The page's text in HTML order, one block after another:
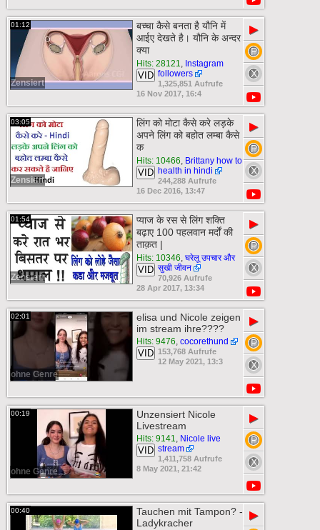
01:12
Zensiert
बच्चा कैसे बनता है यौनि में
आईए देखते है। यौनि के अन्दर
क्या
Hits: 28121, Instagram
followers
VID
1,325,851 Aufrufe
16 Nov 2017, 16:4
▶
03:05
Zensiert
लिंग को मोटा कैसे करे लड़के
अपने लिंग को बहोत लम्बा कैसे
क
Hits: 10466, Brittany how to
health in hindi
VID
244,288 Aufrufe
16 Dec 2016, 13:47
▶
01:54
Zensiert
प्याज के रस से लिंग शक्ति
बढ़ाए 100 पहलवान मर्दों की
ताक़त |
Hits: 10346, घरेलू उपचार और
सुखी जीवन
VID
70,926 Aufrufe
28 Apr 2017, 13:34
▶
02:01
ohne Genre
elisa und Nicole zeigen
im stream ihre????
Hits: 9476, cocorethund
VID 153,768 Aufrufe
12 May 2021, 13:3
▶
00:19
ohne Genre
Unzensiert Nicole
Livestream
Hits: 9141, Nicole live
stream
VID
1,411,758 Aufrufe
8 May 2021, 21:42
▶
00:40
Tauchen mit Tampon? -
Ladykracher
▶